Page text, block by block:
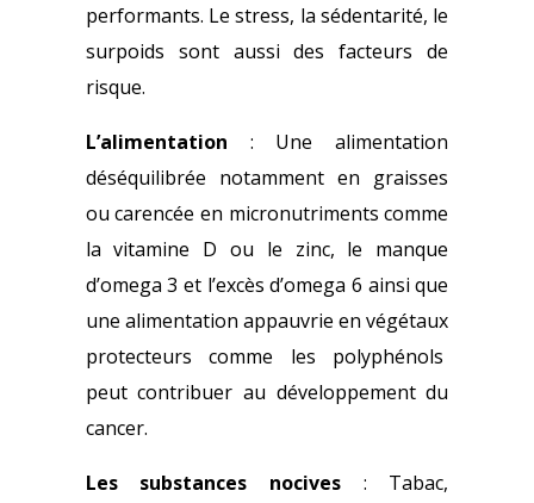
performants. Le stress, la sédentarité, le
surpoids sont aussi des facteurs de
risque.
L’alimentation : Une alimentation
déséquilibrée notamment en graisses
ou carencée en micronutriments comme
la vitamine D ou le zinc, le manque
d’omega 3 et l’excès d’omega 6 ainsi que
une alimentation appauvrie en végétaux
protecteurs comme les polyphénols
peut contribuer au développement du
cancer.
Les substances nocives: Tabac,